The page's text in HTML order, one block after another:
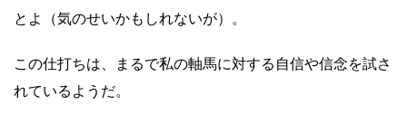
とよ（気のせいかもしれないが）。
この仕打ちは、まるで私の軸馬に対する自信や信念を試さ
れているようだ。